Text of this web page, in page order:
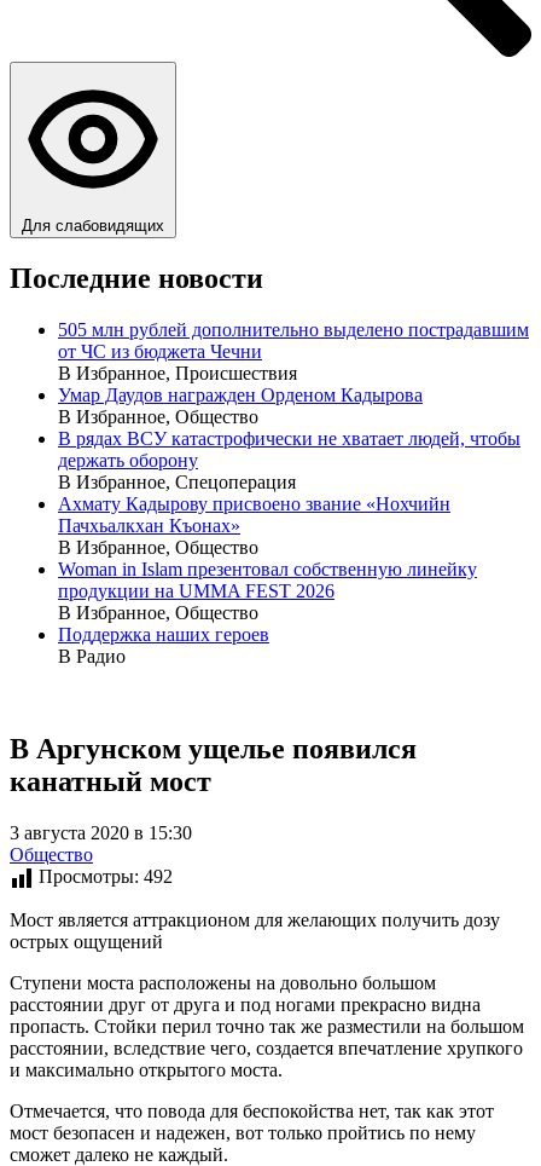
Для слабовидящих
Последние новости
505 млн рублей дополнительно выделено пострадавшим
от ЧС из бюджета Чечни
В Избранное, Происшествия
Умар Даудов награжден Орденом Кадырова
В Избранное, Общество
В рядах ВСУ катастрофически не хватает людей, чтобы
держать оборону
В Избранное, Спецоперация
Ахмату Кадырову присвоено звание «Нохчийн
Пачхьалкхан Къонах»
В Избранное, Общество
Woman in Islam презентовал собственную линейку
продукции на UMMA FEST 2026
В Избранное, Общество
Поддержка наших героев
В Радио
В Аргунском ущелье появился
канатный мост
3 августа 2020 в 15:30
Общество
Просмотры: 492
Мост является аттракционом для желающих получить дозу
острых ощущений
Ступени моста расположены на довольно большом
расстоянии друг от друга и под ногами прекрасно видна
пропасть. Стойки перил точно так же разместили на большом
расстоянии, вследствие чего, создается впечатление хрупкого
и максимально открытого моста.
Отмечается, что повода для беспокойства нет, так как этот
мост безопасен и надежен, вот только пройтись по нему
сможет далеко не каждый.